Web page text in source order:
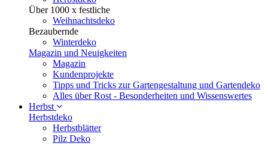
Über 1000 x festliche
Weihnachtsdeko
Bezaubernde
Winterdeko
Magazin und Neuigkeiten
Magazin
Kundenprojekte
Tipps und Tricks zur Gartengestaltung und Gartendeko
Alles über Rost - Besonderheiten und Wissenswertes
Herbst
Herbstdeko
Herbstblätter
Pilz Deko